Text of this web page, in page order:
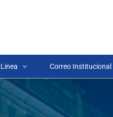
Correo Institucional